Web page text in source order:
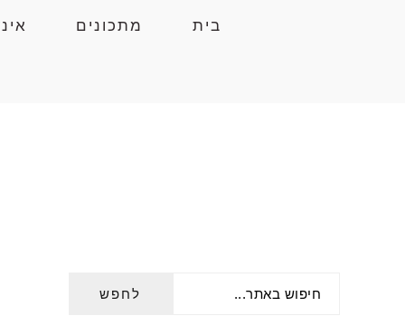
בית מתכונים
PRIMARY